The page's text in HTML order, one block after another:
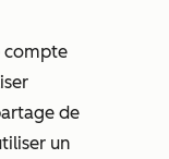
compte
de
un